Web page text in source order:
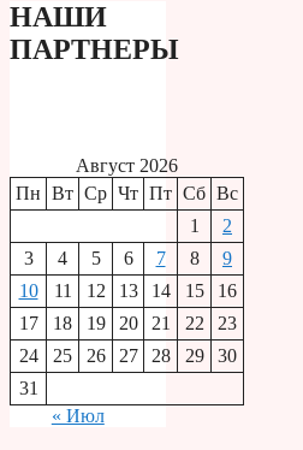
НАШИ
ПАРТНЕРЫ
Август 2026
Пн Вт Ср Чт Пт Сб Вс
1
2
3
4 5 6 7 8
9
10
11 12 13 14 15
16
17
18 19 20 21 22
23
24
25 26 27 28 29
30
31
« Июл